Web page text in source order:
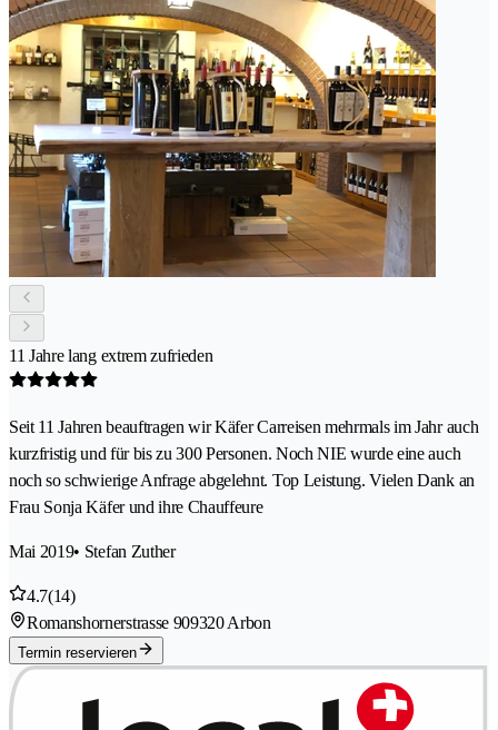
11 Jahre lang extrem zufrieden
Seit 11 Jahren beauftragen wir Käfer Carreisen mehrmals im Jahr auch
kurzfristig und für bis zu 300 Personen. Noch NIE wurde eine auch
noch so schwierige Anfrage abgelehnt. Top Leistung. Vielen Dank an
Frau Sonja Käfer und ihre Chauffeure
Mai 2019• Stefan Zuther
4.7(14)
Romanshornerstrasse 909320 Arbon
Termin reservieren